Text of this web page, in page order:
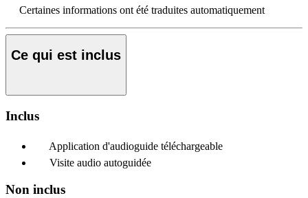
Certaines informations ont été traduites automatiquement
Ce qui est inclus
Inclus
Application d'audioguide téléchargeable
Visite audio autoguidée
Non inclus